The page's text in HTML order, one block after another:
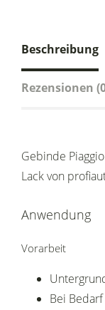
Beschreibung
Rezensionen
Gebinde
Lack von
Anwendung
Vorarbeit
Bei